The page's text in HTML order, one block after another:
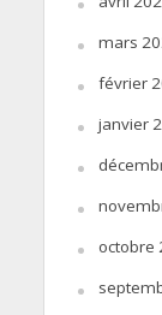
mars
février
janvier
octobre